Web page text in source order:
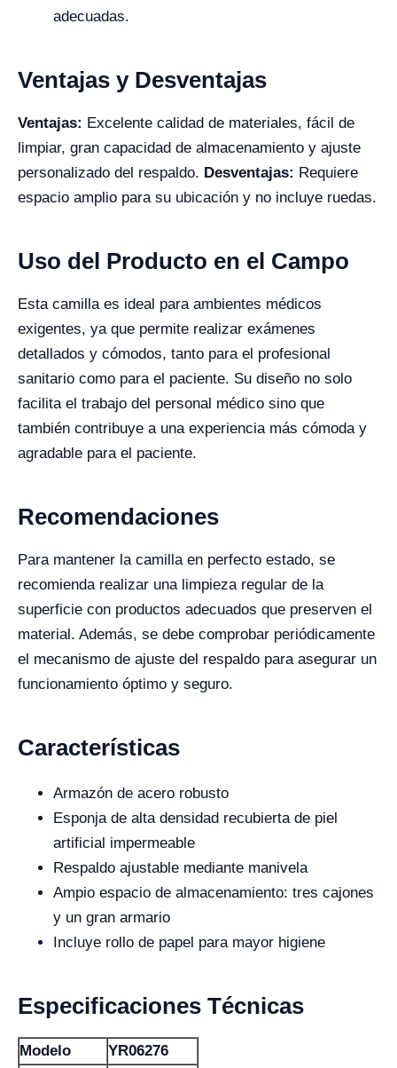
adecuadas.
Ventajas y Desventajas
Ventajas: Excelente calidad de materiales, fácil de
limpiar, gran capacidad de almacenamiento y ajuste
personalizado del respaldo. Desventajas: Requiere
espacio amplio para su ubicación y no incluye ruedas.
Uso del Producto en el Campo
Esta camilla es ideal para ambientes médicos
exigentes, ya que permite realizar exámenes
detallados y cómodos, tanto para el profesional
sanitario como para el paciente. Su diseño no solo
facilita el trabajo del personal médico sino que
también contribuye a una experiencia más cómoda y
agradable para el paciente.
Recomendaciones
Para mantener la camilla en perfecto estado, se
recomienda realizar una limpieza regular de la
superficie con productos adecuados que preserven el
material. Además, se debe comprobar periódicamente
el mecanismo de ajuste del respaldo para asegurar un
funcionamiento óptimo y seguro.
Características
Armazón de acero robusto
Esponja de alta densidad recubierta de piel
artificial impermeable
Respaldo ajustable mediante manivela
Ampio espacio de almacenamiento: tres cajones
y un gran armario
Incluye rollo de papel para mayor higiene
Especificaciones Técnicas
Modelo
YR06276